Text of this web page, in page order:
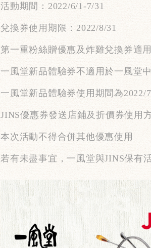
活動期間： 2022/6/1-7/31
兌換券使用期限： 2022/8/31
第一重粉絲贈優惠及炸雞兌換券適
一風堂新品體驗券不適用於一風堂
一風堂新品體驗券使用期間為2022/
JINS優惠券發送店鋪及折價券使用
本次活動不得合併其他優惠使用
若有未盡事宜，一風堂與JINS保有